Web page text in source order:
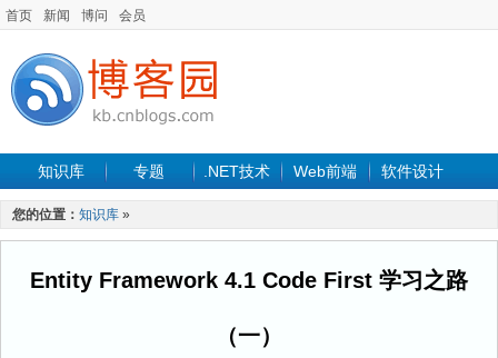
首页 新闻 博问 会员
知识库 专题 .NET技术 Web前端 软件设计
手机开发
最新文章
您的位置： 知识库 »
Entity Framework 4.1 Code First 学习之路
（一）